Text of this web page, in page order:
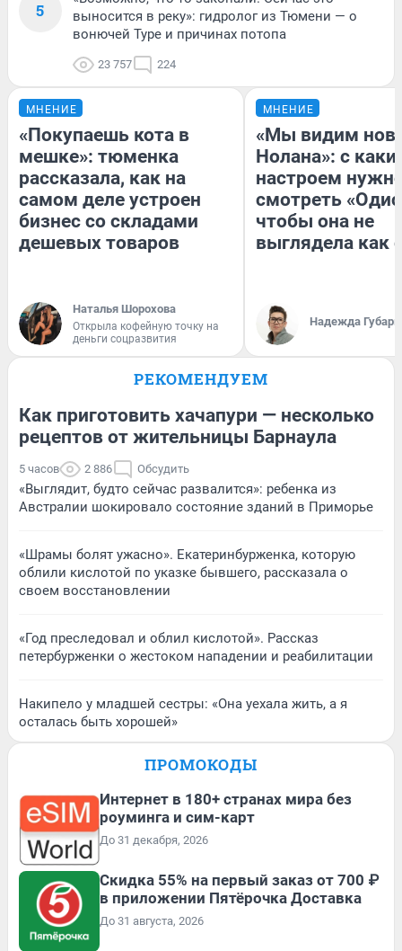
5
выносится в реку»: гидролог из Тюмени — о
вонючей Туре и причинах потопа
23 757 224
МНЕНИЕ
«Покупаешь кота в
мешке»: тюменка
рассказала, как на
самом деле устроен
бизнес со складами
дешевых товаров
Наталья Шорохова
Открыла кофейную точку на
деньги соцразвития
МНЕНИЕ
«Мы видим
Нолана»: с
настроем
смотреть
чтобы она не
выглядела как
Надежда Губарь
РЕКОМЕНДУЕМ
Как приготовить хачапури — несколько
рецептов от жительницы Барнаула
5 часов 2 886 Обсудить
«Выглядит, будто сейчас развалится»: ребенка из
Австралии шокировало состояние зданий в Приморье
«Шрамы болят ужасно». Екатеринбурженка, которую
облили кислотой по указке бывшего, рассказала о
своем восстановлении
«Год преследовал и облил кислотой». Рассказ
петербурженки о жестоком нападении и реабилитации
Накипело у младшей сестры: «Она уехала жить, а я
осталась быть хорошей»
ПРОМОКОДЫ
Интернет в 180+ странах мира без
роуминга и сим-карт
До 31 декабря, 2026
Скидка 55% на первый заказ от 700 ₽
в приложении Пятёрочка Доставка
До 31 августа, 2026